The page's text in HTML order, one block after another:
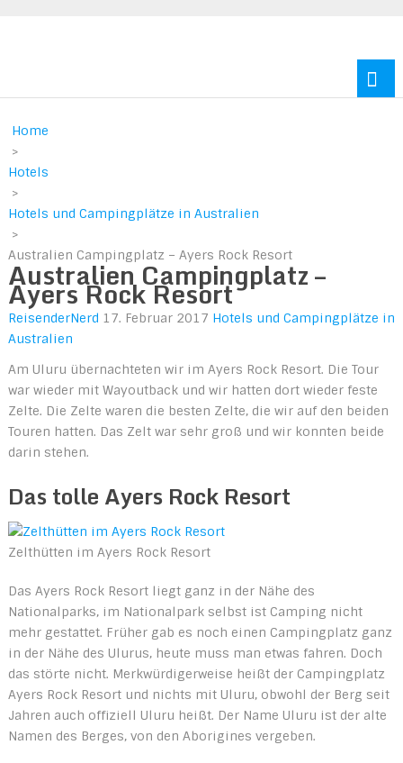
Home
>
Hotels
>
Hotels und Campingplätze in Australien
>
Australien Campingplatz – Ayers Rock Resort
Australien Campingplatz –
Ayers Rock Resort
ReisenderNerd 17. Februar 2017 Hotels und Campingplätze in
Australien
Am Uluru übernachteten wir im Ayers Rock Resort. Die Tour
war wieder mit Wayoutback und wir hatten dort wieder feste
Zelte. Die Zelte waren die besten Zelte, die wir auf den beiden
Touren hatten. Das Zelt war sehr groß und wir konnten beide
darin stehen.
Das tolle Ayers Rock Resort
Zelthütten im Ayers Rock Resort
Das Ayers Rock Resort liegt ganz in der Nähe des
Nationalparks, im Nationalpark selbst ist Camping nicht
mehr gestattet. Früher gab es noch einen Campingplatz ganz
in der Nähe des Ulurus, heute muss man etwas fahren. Doch
das störte nicht. Merkwürdigerweise heißt der Campingplatz
Ayers Rock Resort und nichts mit Uluru, obwohl der Berg seit
Jahren auch offiziell Uluru heißt. Der Name Uluru ist der alte
Namen des Berges, von den Aborigines vergeben.